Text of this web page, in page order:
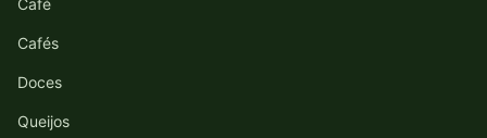
Cafés
Doces
Queijos